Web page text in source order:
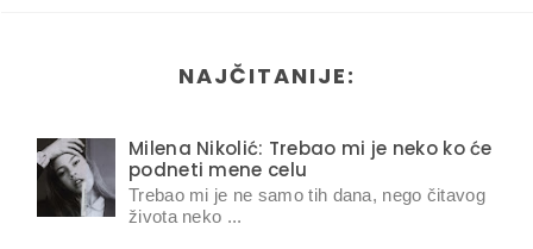
NAJČITANIJE:
Milena Nikolić: Trebao mi je neko ko će
podneti mene celu
Trebao mi je ne samo tih dana, nego čitavog
života neko ...